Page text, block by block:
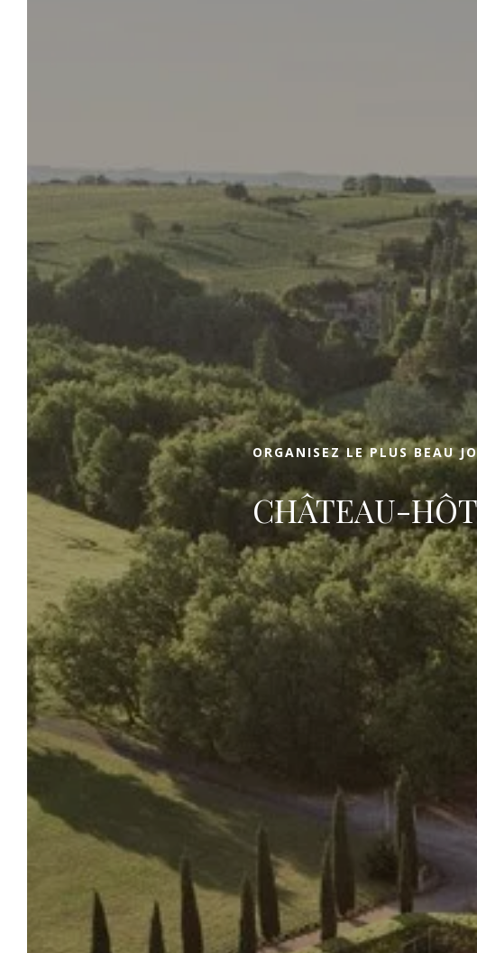
Dans un écrin de verdure, à une vingtaine de
kilomètres de Saint-Emilion, le Château de
Sanse vous ouvre ses portes pour toutes
vos haltes touristiques ou professionnelles,
pour vos événements comme pour vos
vacances. Laissez-vous charmer par
l’ambiance authentique, le calme et le cadre
idyllique de notre château-hôtel proche de
Saint-Emilion.
ORGANISEZ LE PLUS BEAU
CHÂTEAU-